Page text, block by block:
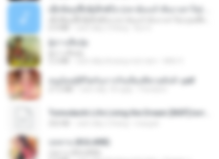
หนูน้อยสู้ชีวิตกับภารกิจเลี้ยงพี่ชายทั้งห้า.pdf
กุหลาบ (KULARB)